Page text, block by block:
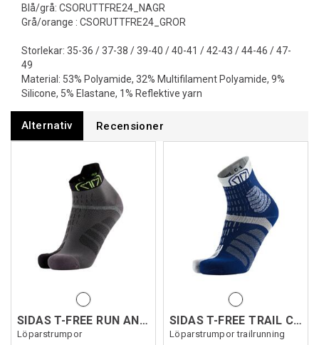
Blå/grå: CSORUTTFRE24_NAGR
Grå/orange : CSORUTTFRE24_GROR
Storlekar: 35-36 / 37-38 / 39-40 / 40-41 / 42-43 / 44-46 / 47-
49
Material: 53% Polyamide, 32% Multifilament Polyamide, 9%
Silicone, 5% Elastane, 1% Reflektive yarn
Alternativ Recensioner
SIDAS T-FREE RUN ANKLE
Löparstrumpor
SIDAS T-FREE TRAIL CREW
Löparstrumpor trailrunning